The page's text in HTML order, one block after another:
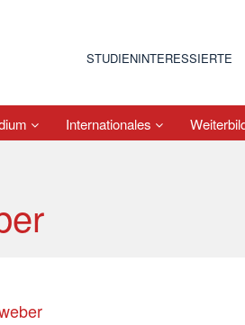
STUDIENINTERESSIERTE
Internationales